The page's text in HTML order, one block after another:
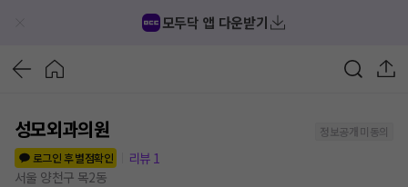
모두닥 앱 다운받기
성모외과의원
정보공개 미동의
로그인 후 별점확인
리뷰 1
서울 양천구 목2동